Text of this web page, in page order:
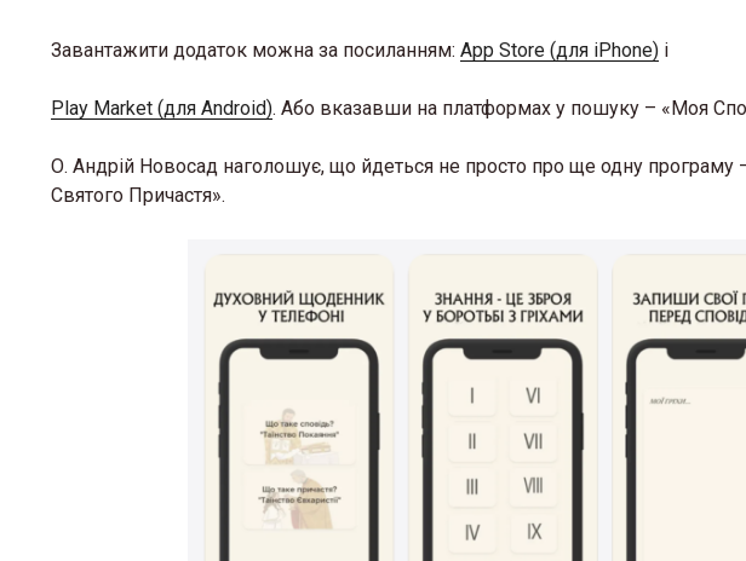
Завантажити додаток можна за посиланням: App Store (для iPhone) і
Play Market (для Android). Або вказавши на платформах у пошуку – «Моя
О. Андрій Новосад наголошує, що йдеться не просто про ще одну програму –
Святого Причастя».